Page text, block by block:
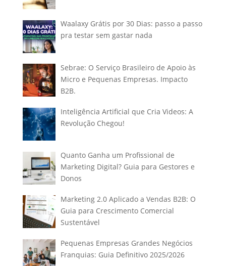
Waalaxy Grátis por 30 Dias: passo a passo
pra testar sem gastar nada
Sebrae: O Serviço Brasileiro de Apoio às
Micro e Pequenas Empresas. Impacto
B2B.
Inteligência Artificial que Cria Videos: A
Revolução Chegou!
Quanto Ganha um Profissional de
Marketing Digital? Guia para Gestores e
Donos
Marketing 2.0 Aplicado a Vendas B2B: O
Guia para Crescimento Comercial
Sustentável
Pequenas Empresas Grandes Negócios
Franquias: Guia Definitivo 2025/2026